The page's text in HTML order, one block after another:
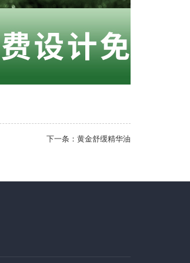
下一条：黄金舒缓精华油